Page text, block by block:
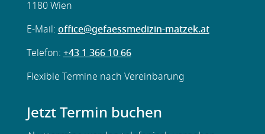
1180 Wien
E-Mail: office@gefaessmedizin-matzek.at
Telefon: +43 1 366 10 66
Flexible Termine nach Vereinbarung
Jetzt Termin buchen